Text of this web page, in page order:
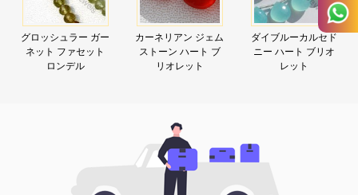
グロッシュラー ガー
ネット ファセット
ロンデル
カーネリアン ジェム
ストーン ハート ブ
リオレット
ダイブルーカルセド
ニー ハート ブリオ
レット